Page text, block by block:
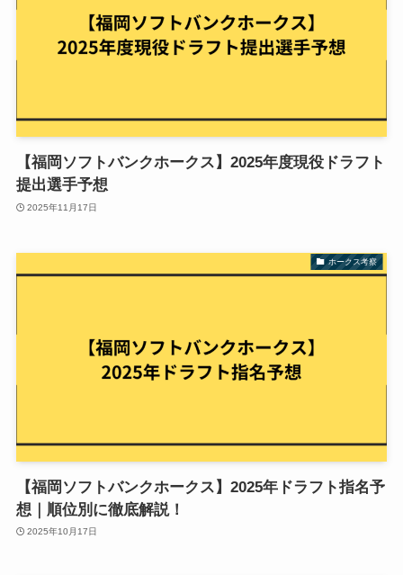
【福岡ソフトバンクホークス】2025年度現役ドラフト
提出選手予想
2025年11月17日
ホークス考察
【福岡ソフトバンクホークス】2025年ドラフト指名予
想｜順位別に徹底解説！
2025年10月17日